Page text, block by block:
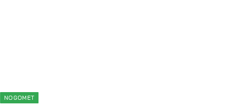
NOGOMET